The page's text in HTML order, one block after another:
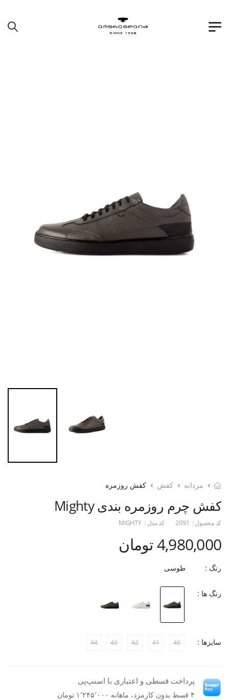
مردانه کفش کفش روزمره
کفش چرم روزمره بندی Mighty
کد محصول : 2091 کد مدل : MIGHTY
4,980,000 تومان
رنگ : طوسی
رنگ ها :
سایزها : 40
41
42
43
44
پرداخت قسطی و اعتباری با اسنپ‌پی
۴ قسط بدون کارمزد، ماهانه ۱٬۲۴۵٬۰۰۰ تومان